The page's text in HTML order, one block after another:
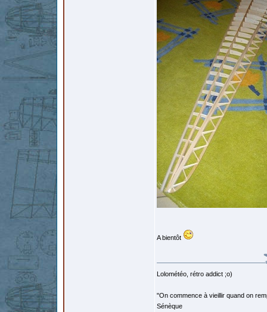
A bientôt
Lolométéo, rétro addict ;o)
"On commence à vieillir quand on
Sénèque